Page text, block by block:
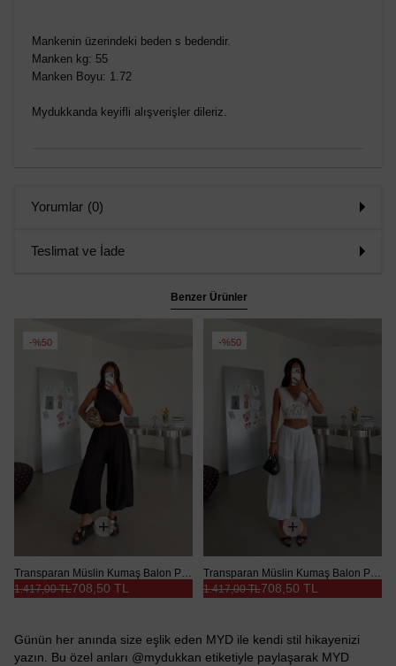
Mankenin üzerindeki beden s bedendir.
Manken kg: 55
Manken Boyu: 1.72
Mydukkanda keyifli alışverişler dileriz.
Yorumlar (0)
Teslimat ve İade
Benzer Ürünler
%50
Transparan Müslin Kumaş Balon Pantolon - Siyah
708,50 TL
1.417,00 TL
%50
Transparan Müslin Kumaş Balon Pantolon - Beyaz
708,50 TL
1.417,00 TL
Günün her anında size eşlik eden MYD ile kendi stil hikayenizi
yazın. Bu özel anları @mydukkan etiketiyle paylaşarak MYD